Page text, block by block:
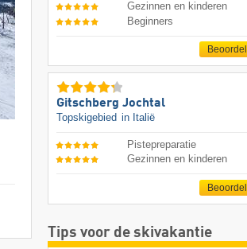
Gezinnen en kinderen
Beginners
Gitschberg Jochtal
Topskigebied in Italië
Pistepreparatie
Gezinnen en kinderen
Tips voor de skivakantie